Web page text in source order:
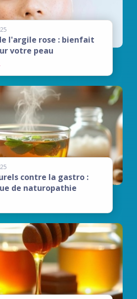
l'argile rose : bienfait
votre peau
contre la gastro :
de naturopathie